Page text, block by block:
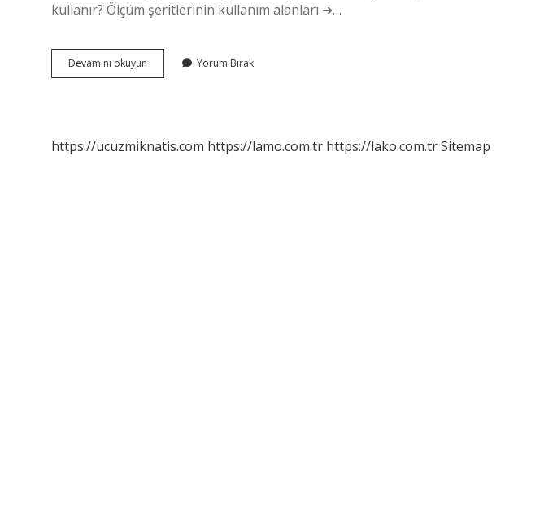
kullanır? Ölçüm şeritlerinin kullanım alanları ➜…
Devamını okuyun
Ustası
Yorum Bırak
https://ucuzmiknatis.com https://lamo.com.tr https://lako.com.trSitemap